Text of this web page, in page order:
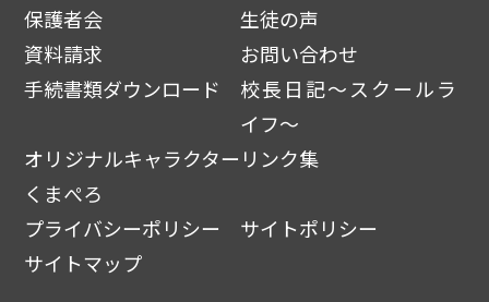
保護者会
生徒の声
資料請求
お問い合わせ
手続書類ダウンロード
校長日記～スクールラ
イフ～
オリジナルキャラクター
くまぺろ
リンク集
プライバシーポリシー
サイトポリシー
サイトマップ